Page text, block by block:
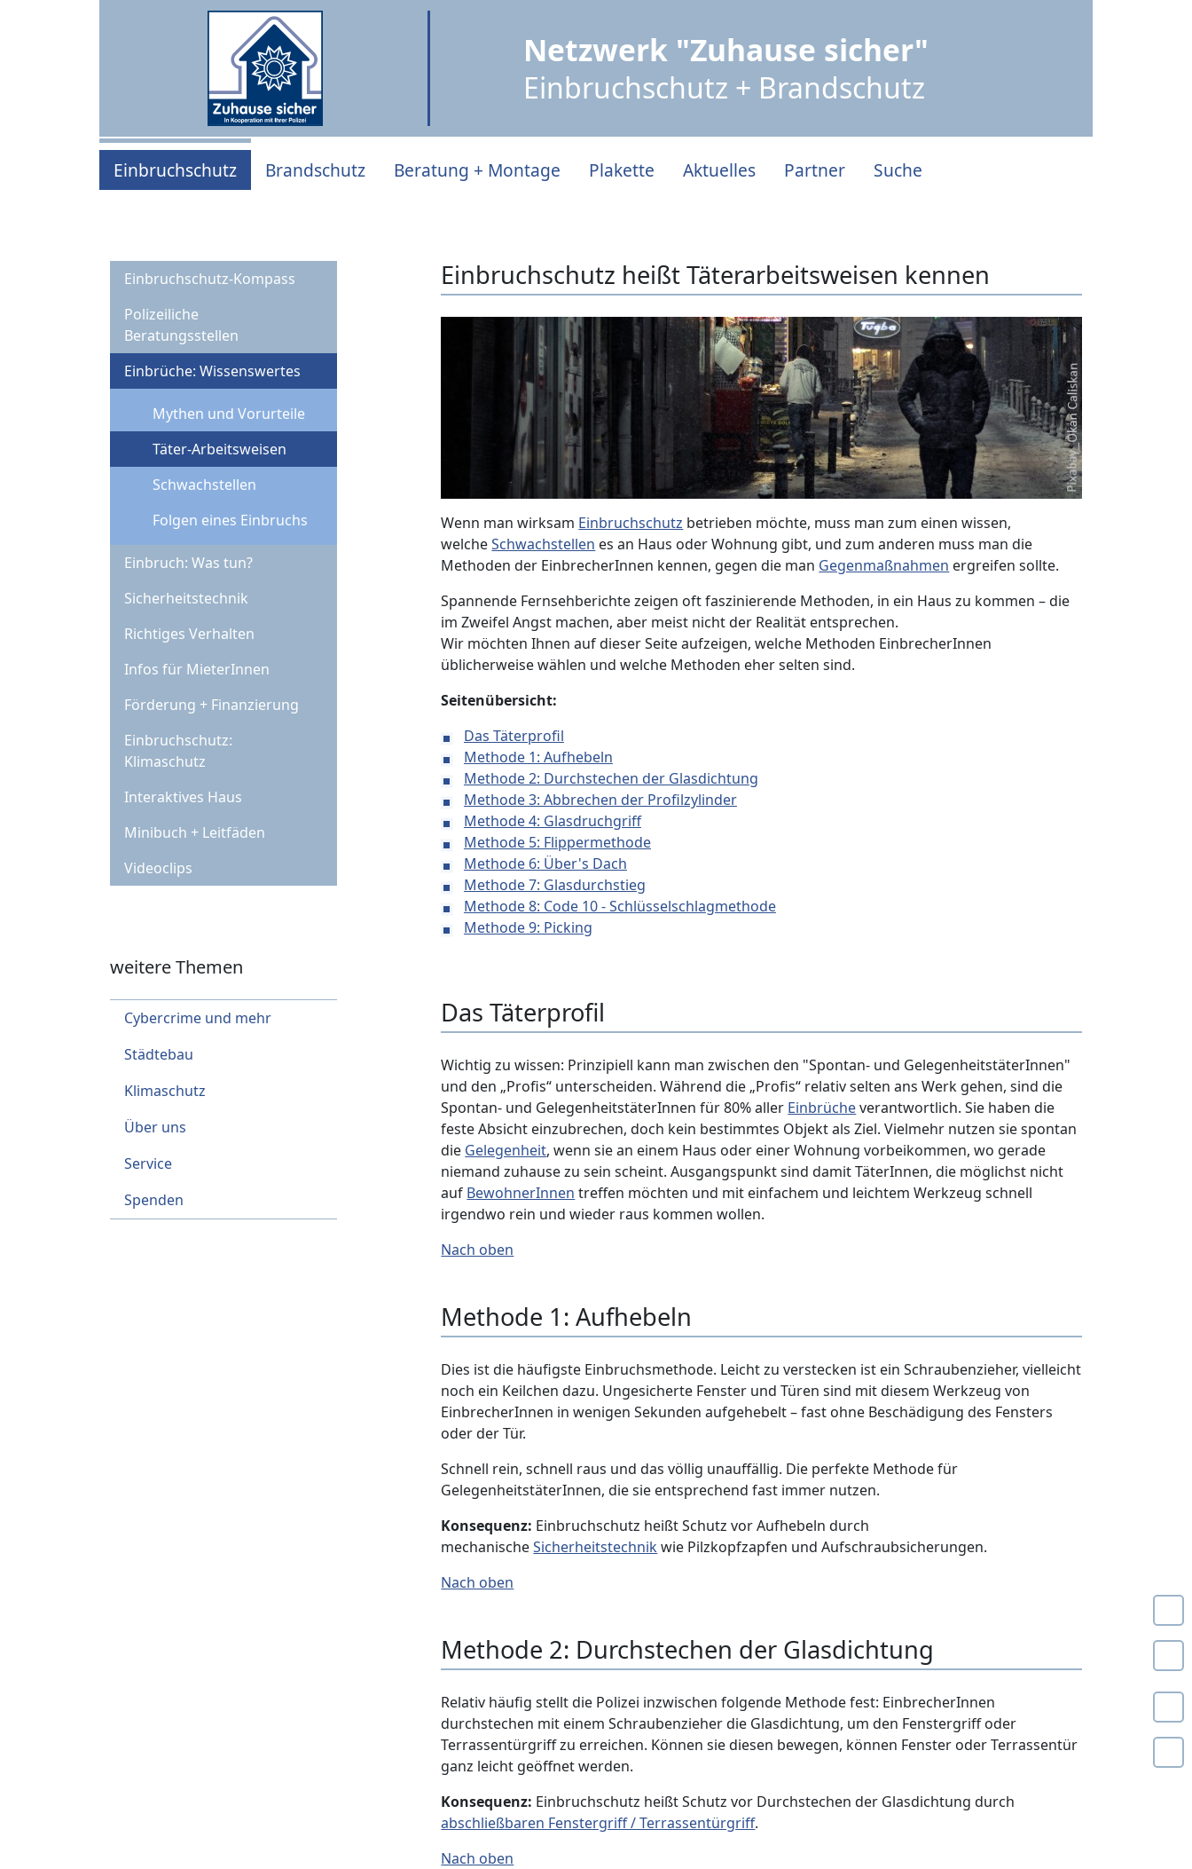
Netzwerk "Zuhause sicher"
Einbruchschutz + Brandschutz
Einbruchschutz Brandschutz Beratung + Montage Plakette Aktuelles Partner Suche
Einbruchschutz-Kompass
Polizeiliche
Beratungsstellen
Einbrüche: Wissenswertes
Mythen und Vorurteile
Täter-Arbeitsweisen
Schwachstellen
Folgen eines Einbruchs
Einbruch: Was tun?
Sicherheitstechnik
Richtiges Verhalten
Infos für MieterInnen
Förderung + Finanzierung
Einbruchschutz:
Klimaschutz
Interaktives Haus
Minibuch + Leitfäden
Videoclips
Einbruchschutz heißt Täterarbeitsweisen kennen
Wenn man wirksam Einbruchschutz betrieben möchte, muss man zum einen wissen,
welcheSchwachstellen es an Haus oder Wohnung gibt, und zum anderen muss man die
Methoden der EinbrecherInnen kennen, gegen die man Gegenmaßnahmen ergreifen sollte.
Spannende Fernsehberichte zeigen oft faszinierende Methoden, in ein Haus zu kommen – die
im Zweifel Angst machen, aber meist nicht der Realität entsprechen.
Wir möchten Ihnen auf dieser Seite aufzeigen, welche Methoden EinbrecherInnen
üblicherweise wählen und welche Methoden eher selten sind.
Seitenübersicht:
Das Täterprofil
Methode 1: Aufhebeln
Methode 2: Durchstechen der Glasdichtung
Methode 3: Abbrechen der Profilzylinder
Methode 4: Glasdruchgriff
Methode 5: Flippermethode
Methode 6: Über's Dach
Methode 7: Glasdurchstieg
Methode 8: Code 10 - Schlüsselschlagmethode
Methode 9: Picking
Das Täterprofil
Wichtig zu wissen: Prinzipiell kann man zwischen den "Spontan- und GelegenheitstäterInnen"
und den „Profis“ unterscheiden. Während die „Profis“ relativ selten ans Werk gehen, sind die
Spontan- und GelegenheitstäterInnen für 80% aller Einbrücheverantwortlich. Sie haben die
feste Absicht einzubrechen, doch kein bestimmtes Objekt als Ziel. Vielmehr nutzen sie spontan
die Gelegenheit, wenn sie an einem Haus oder einer Wohnung vorbeikommen, wo gerade
niemand zuhause zu sein scheint. Ausgangspunkt sind damit TäterInnen, die möglichst nicht
auf BewohnerInnen treffen möchten und mit einfachem und leichtem Werkzeug schnell
irgendwo rein und wieder raus kommen wollen.
Nach oben
Methode 1: Aufhebeln
Dies ist die häufigste Einbruchsmethode. Leicht zu verstecken ist ein Schraubenzieher, vielleicht
noch ein Keilchen dazu. Ungesicherte Fenster und Türen sind mit diesem Werkzeug von
EinbrecherInnen in wenigen Sekunden aufgehebelt – fast ohne Beschädigung des Fensters
oder der Tür.
Schnell rein, schnell raus und das völlig unauffällig. Die perfekte Methode für
GelegenheitstäterInnen, die sie entsprechend fast immer nutzen.
Konsequenz: Einbruchschutz heißt Schutz vor Aufhebeln durch
mechanischeSicherheitstechnikwie Pilzkopfzapfen und Aufschraubsicherungen.
Nach oben
Methode 2: Durchstechen der Glasdichtung
Relativ häufig stellt die Polizei inzwischen folgende Methode fest: EinbrecherInnen
durchstechen mit einem Schraubenzieher die Glasdichtung, um den Fenstergriff oder
Terrassentürgriff zu erreichen. Können sie diesen bewegen, können Fenster oder Terrassentür
ganz leicht geöffnet werden.
Konsequenz: Einbruchschutz heißt Schutz vor Durchstechen der Glasdichtung durch
abschließbaren Fenstergriff / Terrassentürgriff.
Nach oben
weitere Themen
Cybercrime und mehr
Städtebau
Klimaschutz
Über uns
Service
Spenden